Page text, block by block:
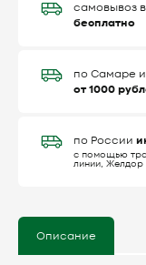
самовывоз
бесплатно
по Самаре
от 1000
по России
с помощью
линии, Желдор
Описание